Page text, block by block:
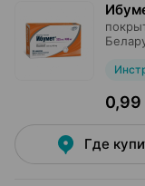
0,99
Где